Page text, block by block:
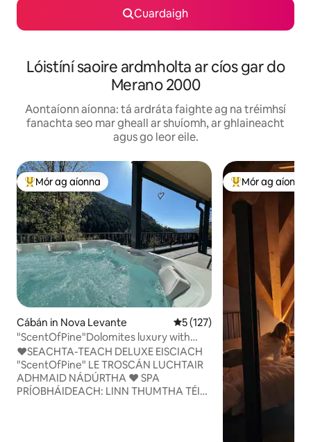
Cuardaigh
Lóistíní saoire ardmholta ar cíos gar do
Merano 2000
Aontaíonn aíonna: tá ardráta faighte ag na tréimhsí
fanachta seo mar gheall ar shuíomh, ar ghlaineacht
agus go leor eile.
An-mhór ag aíonna
Mór ag aíonna
Cábán in Nova Levante Meánrátáil 5 as 5, 127
5 (127)
"ScentOfPine"Dolomites luxury with
whrilpool&sauna
♥️SEACHTA-TEACH DELUXE EISCIACH
"ScentOfPine" LE TROSCÁN LUCHTAIR
ADHMAID NÁDÚRTHA ♥️ SPA
PRÍOBHÁIDEACH: LINN THUMTHA TÉITE
An-mhór ag
Mór ag aíonna